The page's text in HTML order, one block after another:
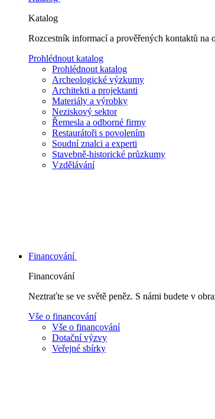
Katalog
Rozcestník informací a prověřených kontaktů na
Prohlédnout katalog
Prohlédnout katalog
Archeologické výzkumy
Architekti a projektanti
Materiály a výrobky
Neziskový sektor
Řemesla a odborné firmy
Restaurátoři s povolením
Soudní znalci a experti
Stavebně-historické průzkumy
Vzdělávání
Financování
Financování
Neztraťte se ve světě peněz. S námi budete v
Vše o financování
Vše o financování
Dotační výzvy
Veřejné sbírky